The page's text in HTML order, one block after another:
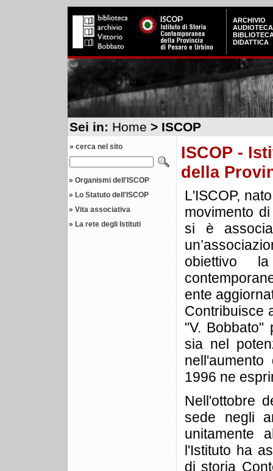
ARCHIVIO
AUDIOTECA
DIDATTICA
Sei in: Home > ISCOP
» cerca nel sito
» Organismi dell'ISCOP
» Lo Statuto dell'ISCOP
» Vita associativa
» La rete degli Istituti
ISCOP -
della
L'ISCOP,
movimento
si è
obiettivo
ente
Contribuisce
"V. Bobbato"
sia nel
1996 ne
Nell'ottobre
sede negli
unitamente
l'Istituto ha
di storia